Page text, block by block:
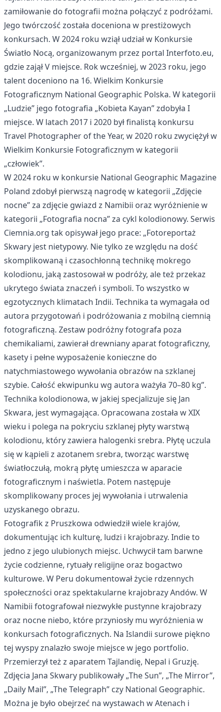
zamiłowanie do fotografii można połączyć z podróżami.
Jego twórczość została doceniona w prestiżowych
konkursach. W 2024 roku wziął udział w Konkursie
Światło Nocą, organizowanym przez portal Interfoto.eu,
gdzie zajął V miejsce. Rok wcześniej, w 2023 roku, jego
talent doceniono na 16. Wielkim Konkursie
Fotograficznym National Geographic Polska. W kategorii
„Ludzie” jego fotografia „Kobieta Kayan” zdobyła I
miejsce. W latach 2017 i 2020 był finalistą konkursu
Travel Photographer of the Year, w 2020 roku zwyciężył w
Wielkim Konkursie Fotograficznym w kategorii
„człowiek”.
W 2024 roku w konkursie National Geographic Magazine
Poland zdobył pierwszą nagrodę w kategorii „Zdjęcie
nocne” za zdjęcie gwiazd z Namibii oraz wyróżnienie w
kategorii „Fotografia nocna” za cykl kolodionowy. Serwis
Ciemnia.org tak opisywał jego prace: „Fotoreportaż
Skwary jest nietypowy. Nie tylko ze względu na dość
skomplikowaną i czasochłonną technikę mokrego
kolodionu, jaką zastosował w podróży, ale też przekaz
ukrytego świata znaczeń i symboli. To wszystko w
egzotycznych klimatach Indii. Technika ta wymagała od
autora przygotowań i podróżowania z mobilną ciemnią
fotograficzną. Zestaw podróżny fotografa poza
chemikaliami, zawierał drewniany aparat fotograficzny,
kasety i pełne wyposażenie konieczne do
natychmiastowego wywołania obrazów na szklanej
szybie. Całość ekwipunku wg autora ważyła 70–80 kg”.
Technika kolodionowa, w jakiej specjalizuje się Jan
Skwara, jest wymagająca. Opracowana została w XIX
wieku i polega na pokryciu szklanej płyty warstwą
kolodionu, który zawiera halogenki srebra. Płytę uczula
się w kąpieli z azotanem srebra, tworząc warstwę
światłoczułą, mokrą płytę umieszcza w aparacie
fotograficznym i naświetla. Potem następuje
skomplikowany proces jej wywołania i utrwalenia
uzyskanego obrazu.
Fotografik z Pruszkowa odwiedził wiele krajów,
dokumentując ich kulturę, ludzi i krajobrazy. Indie to
jedno z jego ulubionych miejsc. Uchwycił tam barwne
życie codzienne, rytuały religijne oraz bogactwo
kulturowe. W Peru dokumentował życie rdzennych
społeczności oraz spektakularne krajobrazy Andów. W
Namibii fotografował niezwykłe pustynne krajobrazy
oraz nocne niebo, które przyniosły mu wyróżnienia w
konkursach fotograficznych. Na Islandii surowe piękno
tej wyspy znalazło swoje miejsce w jego portfolio.
Przemierzył też z aparatem Tajlandię, Nepal i Gruzję.
Zdjęcia Jana Skwary publikowały „The Sun”, „The Mirror”,
„Daily Mail”, „The Telegraph” czy National Geographic.
Można je było obejrzeć na wystawach w Atenach i